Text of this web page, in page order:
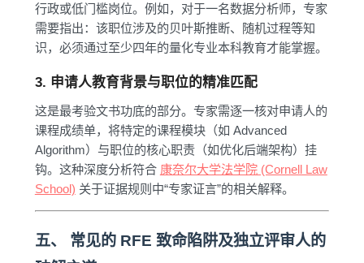
行政或低门槛岗位。例如，对于一名数据分析师，专家
需要指出：该职位涉及的贝叶斯推断、随机过程等知
识，必须通过至少四年的量化专业本科教育才能掌握。
3. 申请人教育背景与职位的精准匹配
这是最考验文书功底的部分。专家需逐一核对申请人的
课程成绩单，将特定的课程模块（如 Advanced
Algorithm）与职位的核心职责（如优化后端架构）挂
钩。这种深度分析符合 康奈尔大学法学院 (Cornell Law
School) 关于证据规则中“专家证言”的相关解释。
五、 常见的 RFE 致命陷阱及独立评审人的